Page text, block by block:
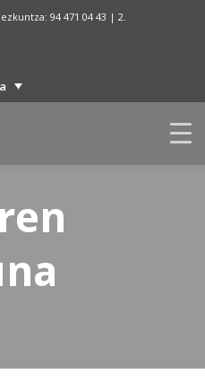
94 471 04 43 | 2.